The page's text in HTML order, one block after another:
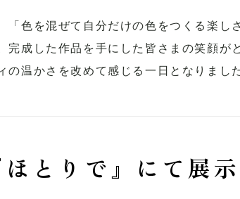
「色を混ぜて自分だけの色をつくる楽し
完成した作品を手にした皆さまの笑顔が
温かさを改めて感じる一日となりまし
とりで』にて展示